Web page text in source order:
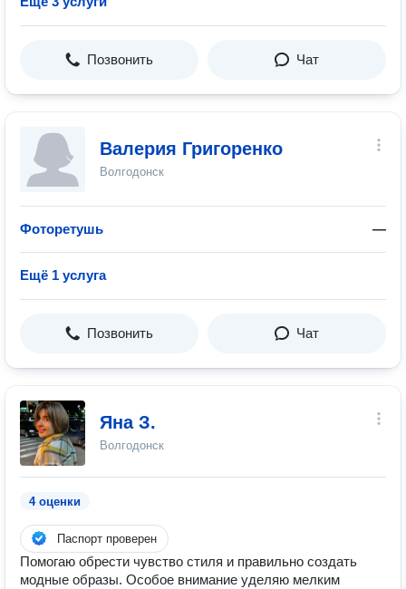
Позвонить Чат
Валерия Григоренко
Волгодонск
Фоторетушь —
Ещё 1 услуга
Позвонить Чат
Яна З.
Волгодонск
4 оценки
Паспорт проверен
Помогаю обрести чувство стиля и правильно создать
модные образы. Особое внимание уделяю мелким